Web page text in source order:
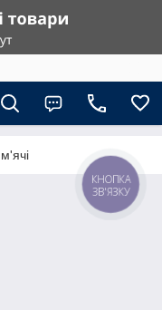
КНОПКА
ЗВ'ЯЗКУ